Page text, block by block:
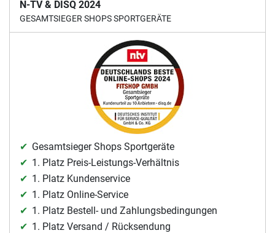
N-TV & DISQ 2024
GESAMTSIEGER SHOPS SPORTGERÄTE
Gesamtsieger Shops Sportgeräte
1. Platz Preis-Leistungs-Verhältnis
1. Platz Kundenservice
1. Platz Online-Service
1. Platz Bestell- und Zahlungsbedingungen
1. Platz Versand / Rücksendung